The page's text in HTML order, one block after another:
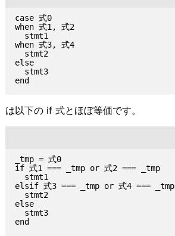
case 式0
when 式1, 式2
  stmt1
when 式3, 式4
  stmt2
else
  stmt3
は以下の if 式とほぼ等価です。
_tmp = 式0
if 式1 === _tmp or 式2 === _tmp
  stmt1
elsif 式3 === _tmp or 式4 === _tmp
  stmt2
else
  stmt3